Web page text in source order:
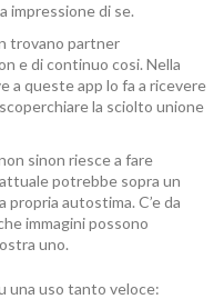
impressione di se.
trovano partner
e di continuo cosi. Nella
a queste app lo fa a ricevere
la sciolto unione
sinon riesce a fare
potrebbe sopra un
autostima. C’e da
immagini possono
uno.
una uso tanto veloce: